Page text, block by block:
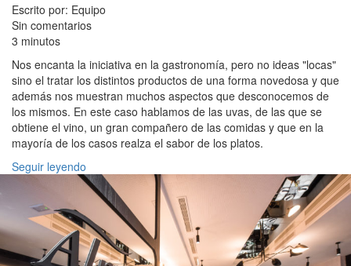
Escrito por: Equipo
Sin comentarios
3 minutos
Nos encanta la iniciativa en la gastronomía, pero no ideas "locas"
sino el tratar los distintos productos de una forma novedosa y que
además nos muestran muchos aspectos que desconocemos de
los mismos. En este caso hablamos de las uvas, de las que se
obtiene el vino, un gran compañero de las comidas y que en la
mayoría de los casos realza el sabor de los platos.
Seguir leyendo